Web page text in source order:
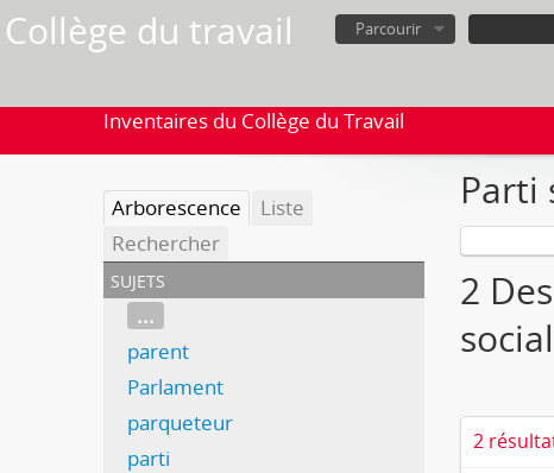
Collège du travail Parcourir
Inventaires du Collège du Travail
Arborescence
Liste
Rechercher
sujets
...
parent
Parlament
parqueteur
parti
Parti
2
2